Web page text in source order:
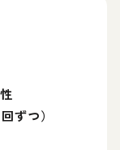
ずつ）